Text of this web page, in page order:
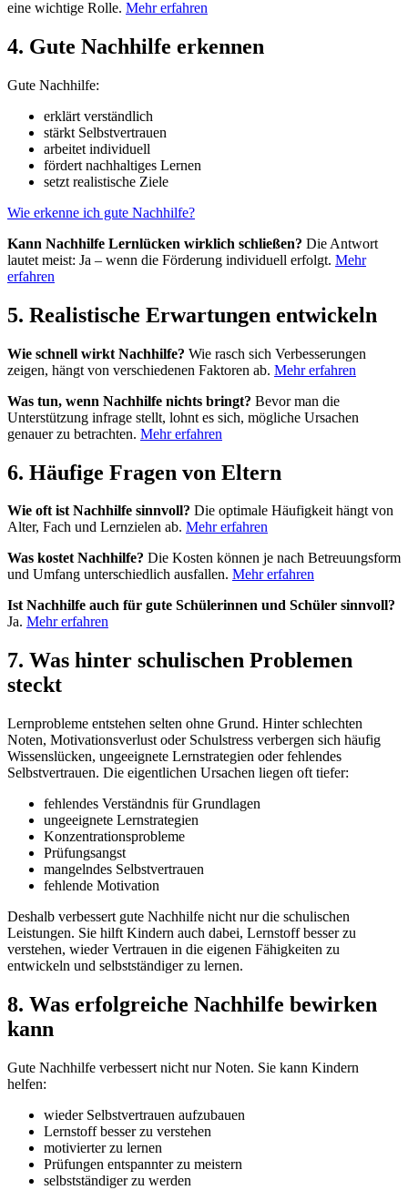
eine wichtige Rolle. Mehr erfahren
4. Gute Nachhilfe erkennen
Gute Nachhilfe:
erklärt verständlich
stärkt Selbstvertrauen
arbeitet individuell
fördert nachhaltiges Lernen
setzt realistische Ziele
Wie erkenne ich gute Nachhilfe?
Kann Nachhilfe Lernlücken wirklich schließen? Die Antwort
lautet meist: Ja – wenn die Förderung individuell erfolgt. Mehr
erfahren
5. Realistische Erwartungen entwickeln
Wie schnell wirkt Nachhilfe? Wie rasch sich Verbesserungen
zeigen, hängt von verschiedenen Faktoren ab. Mehr erfahren
Was tun, wenn Nachhilfe nichts bringt? Bevor man die
Unterstützung infrage stellt, lohnt es sich, mögliche Ursachen
genauer zu betrachten. Mehr erfahren
6. Häufige Fragen von Eltern
Wie oft ist Nachhilfe sinnvoll? Die optimale Häufigkeit hängt von
Alter, Fach und Lernzielen ab. Mehr erfahren
Was kostet Nachhilfe? Die Kosten können je nach Betreuungsform
und Umfang unterschiedlich ausfallen. Mehr erfahren
Ist Nachhilfe auch für gute Schülerinnen und Schüler sinnvoll?
Ja. Mehr erfahren
7. Was hinter schulischen Problemen
steckt
Lernprobleme entstehen selten ohne Grund. Hinter schlechten
Noten, Motivationsverlust oder Schulstress verbergen sich häufig
Wissenslücken, ungeeignete Lernstrategien oder fehlendes
Selbstvertrauen. Die eigentlichen Ursachen liegen oft tiefer:
fehlendes Verständnis für Grundlagen
ungeeignete Lernstrategien
Konzentrationsprobleme
Prüfungsangst
mangelndes Selbstvertrauen
fehlende Motivation
Deshalb verbessert gute Nachhilfe nicht nur die schulischen
Leistungen. Sie hilft Kindern auch dabei, Lernstoff besser zu
verstehen, wieder Vertrauen in die eigenen Fähigkeiten zu
entwickeln und selbstständiger zu lernen.
8. Was erfolgreiche Nachhilfe bewirken
kann
Gute Nachhilfe verbessert nicht nur Noten. Sie kann Kindern
helfen:
wieder Selbstvertrauen aufzubauen
Lernstoff besser zu verstehen
motivierter zu lernen
Prüfungen entspannter zu meistern
selbstständiger zu werden